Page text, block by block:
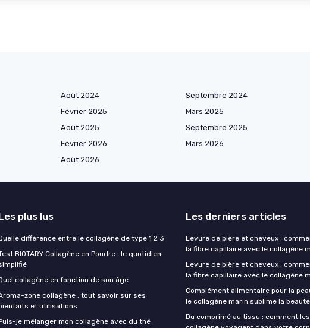
Août 2024
Septembre 2024
Février 2025
Mars 2025
Août 2025
Septembre 2025
Février 2026
Mars 2026
Août 2026
plus lus
différence entre le collagène de type 1 2 3
BIOTARY Collagène en Poudre : le quotidien
collagène en fonction de son âge
zone collagène : tout savoir sur ses
et utilisations
je mélanger mon collagène avec du thé
Les derniers articles
Levure de bière et cheveux :
la fibre capillaire avec le collagène
Levure de bière et cheveux :
la fibre capillaire avec le collagène
Complément alimentaire pour la
le collagène marin sublime la
Du comprimé au tissu : comment